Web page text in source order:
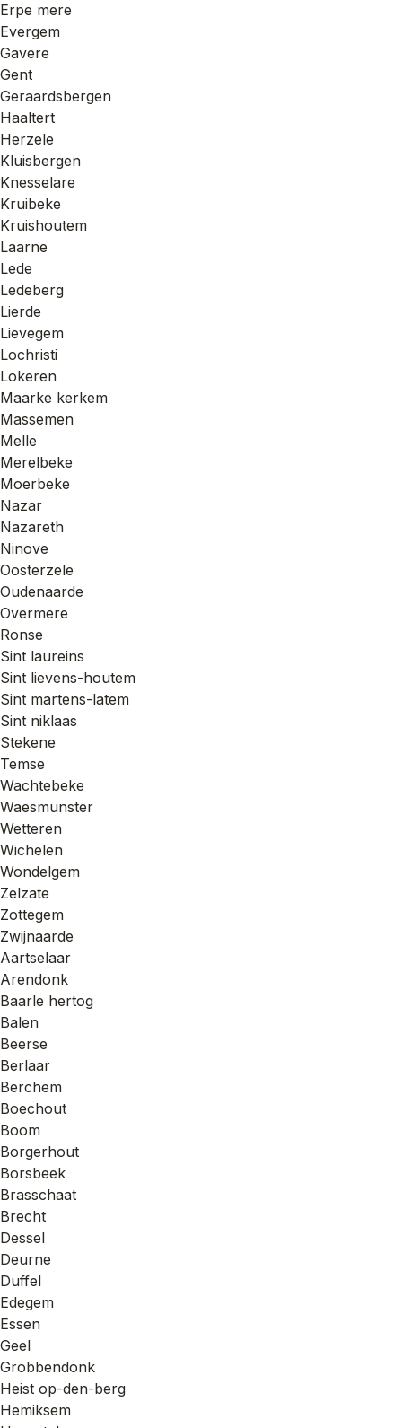
Erpe mere
Evergem
Gavere
Gent
Geraardsbergen
Haaltert
Herzele
Kluisbergen
Knesselare
Kruibeke
Kruishoutem
Laarne
Lede
Ledeberg
Lierde
Lievegem
Lochristi
Lokeren
Maarke kerkem
Massemen
Melle
Merelbeke
Moerbeke
Nazar
Nazareth
Ninove
Oosterzele
Oudenaarde
Overmere
Ronse
Sint laureins
Sint lievens-houtem
Sint martens-latem
Sint niklaas
Stekene
Temse
Wachtebeke
Waesmunster
Wetteren
Wichelen
Wondelgem
Zelzate
Zottegem
Zwijnaarde
Aartselaar
Arendonk
Baarle hertog
Balen
Beerse
Berlaar
Berchem
Boechout
Boom
Borgerhout
Borsbeek
Brasschaat
Brecht
Dessel
Deurne
Duffel
Edegem
Essen
Geel
Grobbendonk
Heist op-den-berg
Hemiksem